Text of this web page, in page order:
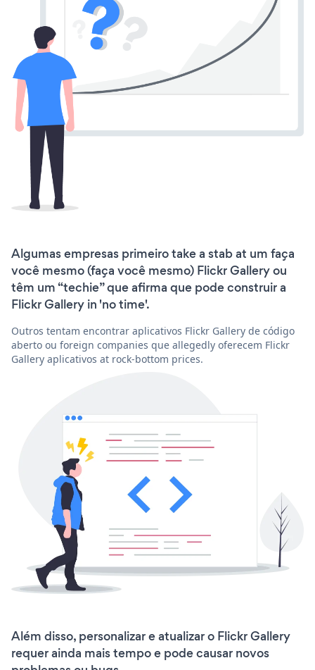
Algumas empresas primeiro take a stab at um faça
você mesmo (faça você mesmo) Flickr Gallery ou
têm um “techie” que afirma que pode construir a
Flickr Gallery in 'no time'.
Outros tentam encontrar aplicativos Flickr Gallery de código
aberto ou foreign companies que allegedly oferecem Flickr
Gallery aplicativos at rock-bottom prices.
Além disso, personalizar e atualizar o Flickr Gallery
requer ainda mais tempo e pode causar novos